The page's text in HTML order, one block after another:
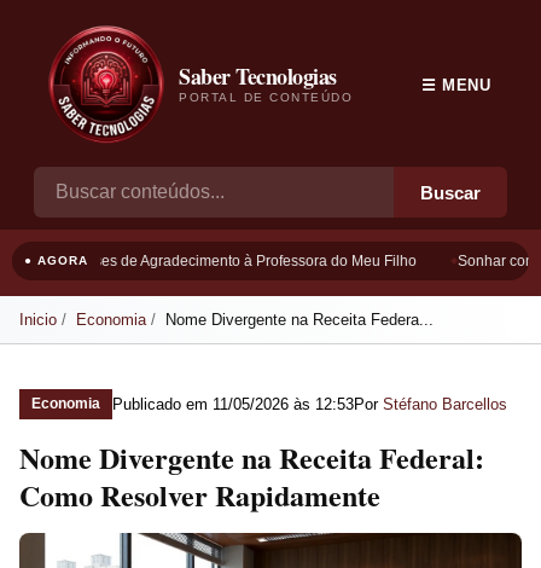
Saber Tecnologias
PORTAL DE CONTEÚDO
Buscar
☰ MENU
● AGORAFrases de Agradecimento à Professora do Meu Filho Sonhar com
Inicio Economia Nome Divergente na Receita Federa...
Economia Publicado em 11/05/2026 às 12:53Por Stéfano Barcellos
Nome Divergente na Receita Federal:
Como Resolver Rapidamente